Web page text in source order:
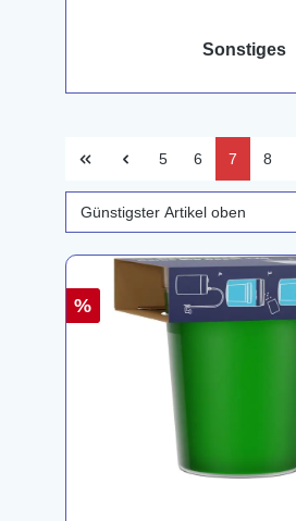
Sonstiges
5 6 7 8
%